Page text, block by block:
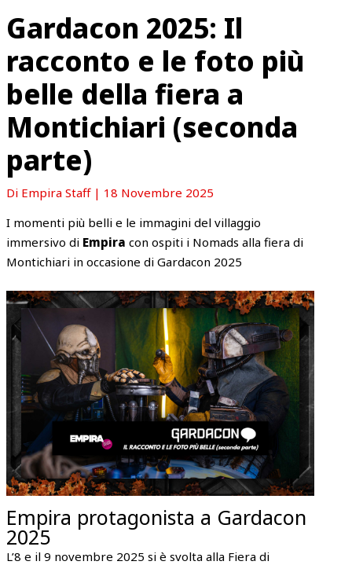
Gardacon 2025: Il
racconto e le foto più
belle della fiera a
Montichiari (seconda
parte)
Di Empira Staff | 18 Novembre 2025
I momenti più belli e le immagini del villaggio
immersivo di Empira con ospiti i Nomads alla fiera di
Montichiari in occasione di Gardacon 2025
Empira protagonista a Gardacon
2025
L’8 e il 9 novembre 2025 si è svolta alla Fiera di